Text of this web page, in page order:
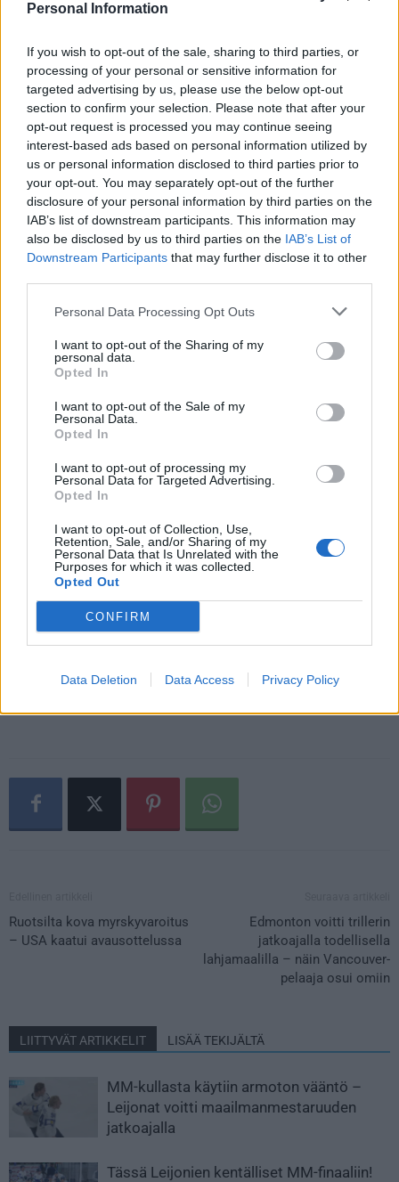
Personal Information
If you wish to opt-out of the sale, sharing to third parties, or
processing of your personal or sensitive information for
targeted advertising by us, please use the below opt-out
section to confirm your selection. Please note that after your
opt-out request is processed you may continue seeing
interest-based ads based on personal information utilized by
us or personal information disclosed to third parties prior to
your opt-out. You may separately opt-out of the further
disclosure of your personal information by third parties on the
IAB’s list of downstream participants. This information may
also be disclosed by us to third parties on the IAB’s List of
Downstream Participants that may further disclose it to other
Personal Data Processing Opt Outs
I want to opt-out of the Sharing of my
personal data.
Opted In
I want to opt-out of the Sale of my
Personal Data.
Opted In
I want to opt-out of processing my
Personal Data for Targeted Advertising.
Opted In
I want to opt-out of Collection, Use,
Retention, Sale, and/or Sharing of my
Personal Data that Is Unrelated with the
Purposes for which it was collected.
Opted Out
CONFIRM
Data Deletion Data Access Privacy Policy
kommentaattori Ville Nieminen parjasi tuomiota Viaplayn
studiossa. Myös se herätti ihmetystä, että Saksalta
hyväksyttiin alkuillan pelissä vastaava maali. Hietaniemi
kertookin HS:lle, että kyseinen tuomio painoi myös mielessä
päätöstä tehdessä, mutta eri tavalla kuin voisi luulla.
– Vähän kuitenkin jännitti, koska olimme juuri spekuloineet
ennen peliä noilla haastamisilla. Slovakia–Saksa-pelissä oli
aika erikoinen tilanne. Meidän mielestämme Slovakian haasto
oli oikea ja Saksan yksi maali olisi pitänyt hylätä, mutta
valmennuksessa, että mitkä ne säännöt ovat, Hietaniemi
Kun hylkytuomio tuli ja tshekkiläisyleisö aloitti viiltävän
vihellyskonsertin, Manner kääntyi välittömästi kohti katsomoa
ja antoi aplodit videovalmentajien suuntaan. Mannerin reaktio
kollegoistaan merkittyjä miehiä. Tämän jälkeen yleisö
nimittäin kohdisti raivoaan heihin.
– Sieltä tuli tshekkiläisyleisöltä vähän tavaraa niskaan. Olutta
ja jotain nestettä. Siihen päälle jotain huutelua, mutta ei
mitään sen vakavampaa. Onneksi huusivat tshekiksi, niin
meni huudot ohi. No, siitä tuli vähän lisää kisafiilistä,
Lue myös:Ruotsilta kova myrskyvaroitus – USA kaatui
avausottelussa
Ruotsilta kova myrskyvaroitus
– USA kaatui avausottelussa
Edmonton voitti trillerin
jatkoajalla todellisella
lahjamaalilla – näin Vancouver-
pelaaja osui omiin
LIITTYVÄT ARTIKKELIT LISÄÄ TEKIJÄLTÄ
MM-kullasta käytiin armoton vääntö –
Leijonat voitti maailmanmestaruuden
jatkoajalla
Tässä Leijonien kentälliset MM-finaaliin!